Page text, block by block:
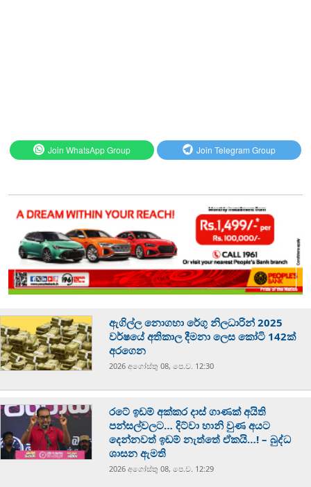
Join WhatsApp Group Join Telegram Group
ඇගිල්ල නොගහා රේගු නිලධාරින් 2025
වර්ෂයේ අතිකාල දීමනා ලෙස කෝටි 142ක්
අරගෙන
2026 අගෝස්‍තු 08, පෙ.ව. 12:30
රටේ ඉඩම් අක්කර දාස් ගාණක් අයිති
පන්සල්වලට… දිට්වා හානි වුණ අයට
දෙන්නවත් ඉඩම් නැත්තේ ඒකයි…! – බුද්ධ
ශාසන ඇමති
2026 අගෝස්‍තු 08, පෙ.ව. 12:29